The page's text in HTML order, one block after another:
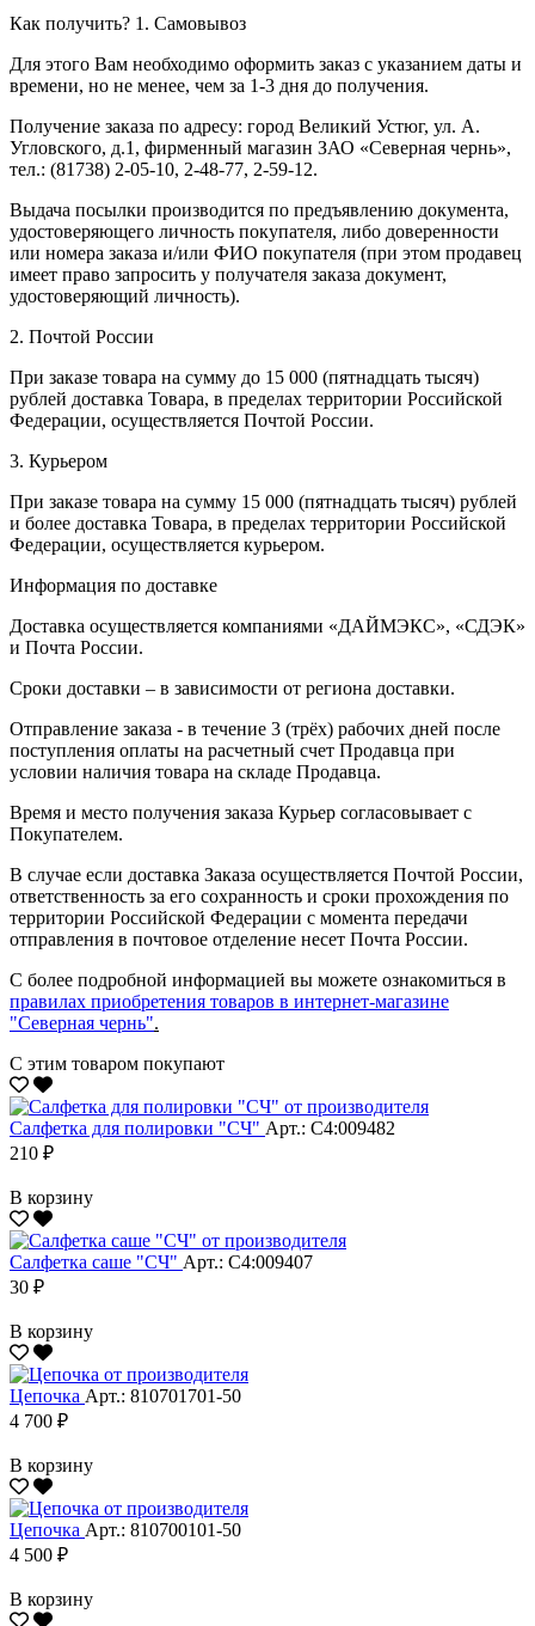
Как получить? 1. Самовывоз
Для этого Вам необходимо оформить заказ с указанием даты и
времени, но не менее, чем за 1-3 дня до получения.
Получение заказа по адресу: город Великий Устюг, ул. А.
Угловского, д.1, фирменный магазин ЗАО «Северная чернь»,
тел.: (81738) 2-05-10, 2-48-77, 2-59-12.
Выдача посылки производится по предъявлению документа,
удостоверяющего личность покупателя, либо доверенности
или номера заказа и/или ФИО покупателя (при этом продавец
имеет право запросить у получателя заказа документ,
удостоверяющий личность).
2. Почтой России
При заказе товара на сумму до 15 000 (пятнадцать тысяч)
рублей доставка Товара, в пределах территории Российской
Федерации, осуществляется Почтой России.
3. Курьером
При заказе товара на сумму 15 000 (пятнадцать тысяч) рублей
и более доставка Товара, в пределах территории Российской
Федерации, осуществляется курьером.
Информация по доставке
Доставка осуществляется компаниями «ДАЙМЭКС», «СДЭК»
и Почта России.
Сроки доставки – в зависимости от региона доставки.
Отправление заказа - в течение 3 (трёх) рабочих дней после
поступления оплаты на расчетный счет Продавца при
условии наличия товара на складе Продавца.
Время и место получения заказа Курьер согласовывает с
Покупателем.
В случае если доставка Заказа осуществляется Почтой России,
ответственность за его сохранность и сроки прохождения по
территории Российской Федерации с момента передачи
отправления в почтовое отделение несет Почта России.
С более подробной информацией вы можете ознакомиться в
правилах приобретения товаров в интернет-магазине
"Северная чернь".
С этим товаром покупают
Салфетка для полировки "CЧ" Арт.: С4:009482
210 ₽
В корзину
Салфетка саше "CЧ" Арт.: С4:009407
30 ₽
В корзину
Цепочка Арт.: 810701701-50
4 700 ₽
В корзину
Цепочка Арт.: 810700101-50
4 500 ₽
В корзину